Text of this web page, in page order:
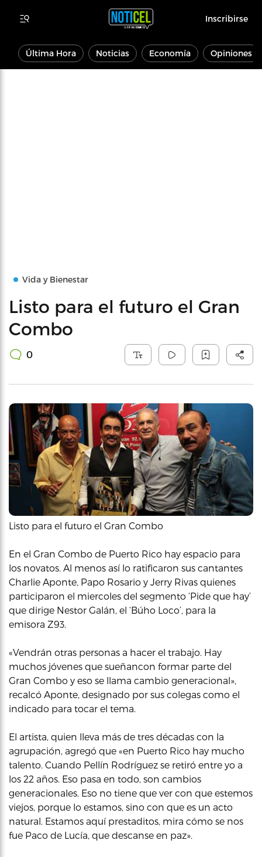
Inscribirse
Última Hora Noticias Economía Opiniones
Vida y Bienestar
Listo para el futuro el Gran
Combo
0
Listo para el futuro el Gran Combo
En el Gran Combo de Puerto Rico hay espacio para
los novatos. Al menos así lo ratificaron sus cantantes
Charlie Aponte, Papo Rosario y Jerry Rivas quienes
participaron el miercoles del segmento ‘Pide que hay’
que dirige Nestor Galán, el ‘Búho Loco’, para la
emisora Z93.
«Vendrán otras personas a hacer el trabajo. Hay
muchos jóvenes que sueñancon formar parte del
Gran Combo y eso se llama cambio generacional»,
recalcó Aponte, designado por sus colegas como el
indicado para tocar el tema.
El artista, quien lleva más de tres décadas con la
agrupación, agregó que «en Puerto Rico hay mucho
talento. Cuando Pellín Rodríguez se retiró entre yo a
los 22 años. Eso pasa en todo, son cambios
generacionales. Eso no tiene que ver con que estemos
viejos, porque lo estamos, sino con que es un acto
natural. Estamos aquí prestaditos, mira cómo se nos
fue Paco de Lucía, que descanse en paz».